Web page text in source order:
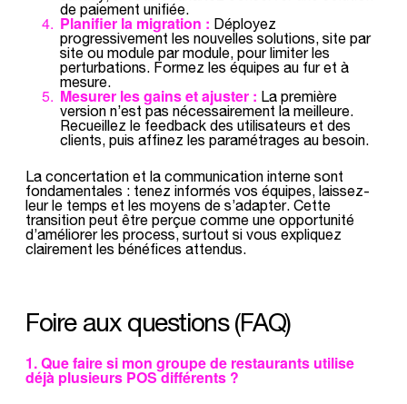
de paiement unifiée.
Planifier la migration : Déployez
progressivement les nouvelles solutions, site par
site ou module par module, pour limiter les
perturbations. Formez les équipes au fur et à
mesure.
Mesurer les gains et ajuster : La première
version n’est pas nécessairement la meilleure.
Recueillez le feedback des utilisateurs et des
clients, puis affinez les paramétrages au besoin.
La concertation et la communication interne sont
fondamentales : tenez informés vos équipes, laissez-
leur le temps et les moyens de s’adapter. Cette
transition peut être perçue comme une opportunité
d’améliorer les process, surtout si vous expliquez
clairement les bénéfices attendus.
Foire aux questions (FAQ)
1. Que faire si mon groupe de restaurants utilise
déjà plusieurs POS différents ?